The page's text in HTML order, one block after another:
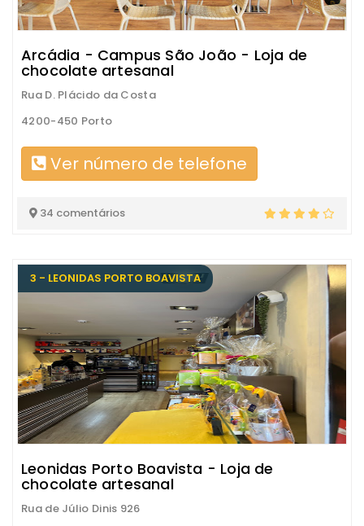
Arcádia - Campus São João - Loja de
chocolate artesanal
Rua D. Plácido da Costa
4200-450 Porto
Ver número de telefone
34 comentários
3 - LEONIDAS PORTO BOAVISTA
Leonidas Porto Boavista - Loja de
chocolate artesanal
Rua de Júlio Dinis 926